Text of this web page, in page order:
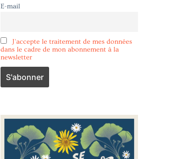
E-mail
J'accepte le traitement de mes données
dans le cadre de mon abonnement à la
newsletter